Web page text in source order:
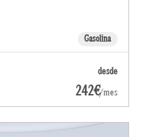
Gasolina
desde
242€/mes